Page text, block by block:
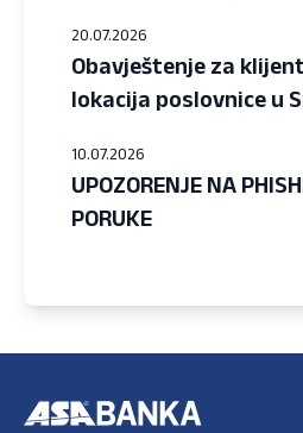
20.07.2026
Obavještenje za
lokacija poslovnice u
10.07.2026
UPOZORENJE NA
PORUKE